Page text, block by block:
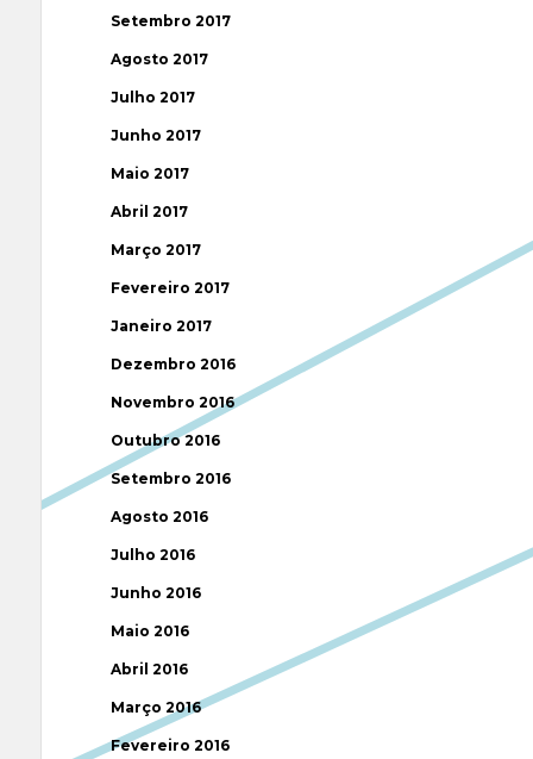
Setembro 2017
Agosto 2017
Julho 2017
Junho 2017
Maio 2017
Abril 2017
Março 2017
Fevereiro 2017
Janeiro 2017
Dezembro 2016
Novembro 2016
Outubro 2016
Setembro 2016
Agosto 2016
Julho 2016
Junho 2016
Maio 2016
Abril 2016
Março 2016
Fevereiro 2016